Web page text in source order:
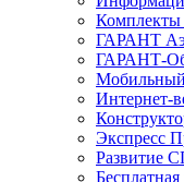
ГАРАНТ
ГАРАНТ-
Интернет-
Экспресс
Развитие